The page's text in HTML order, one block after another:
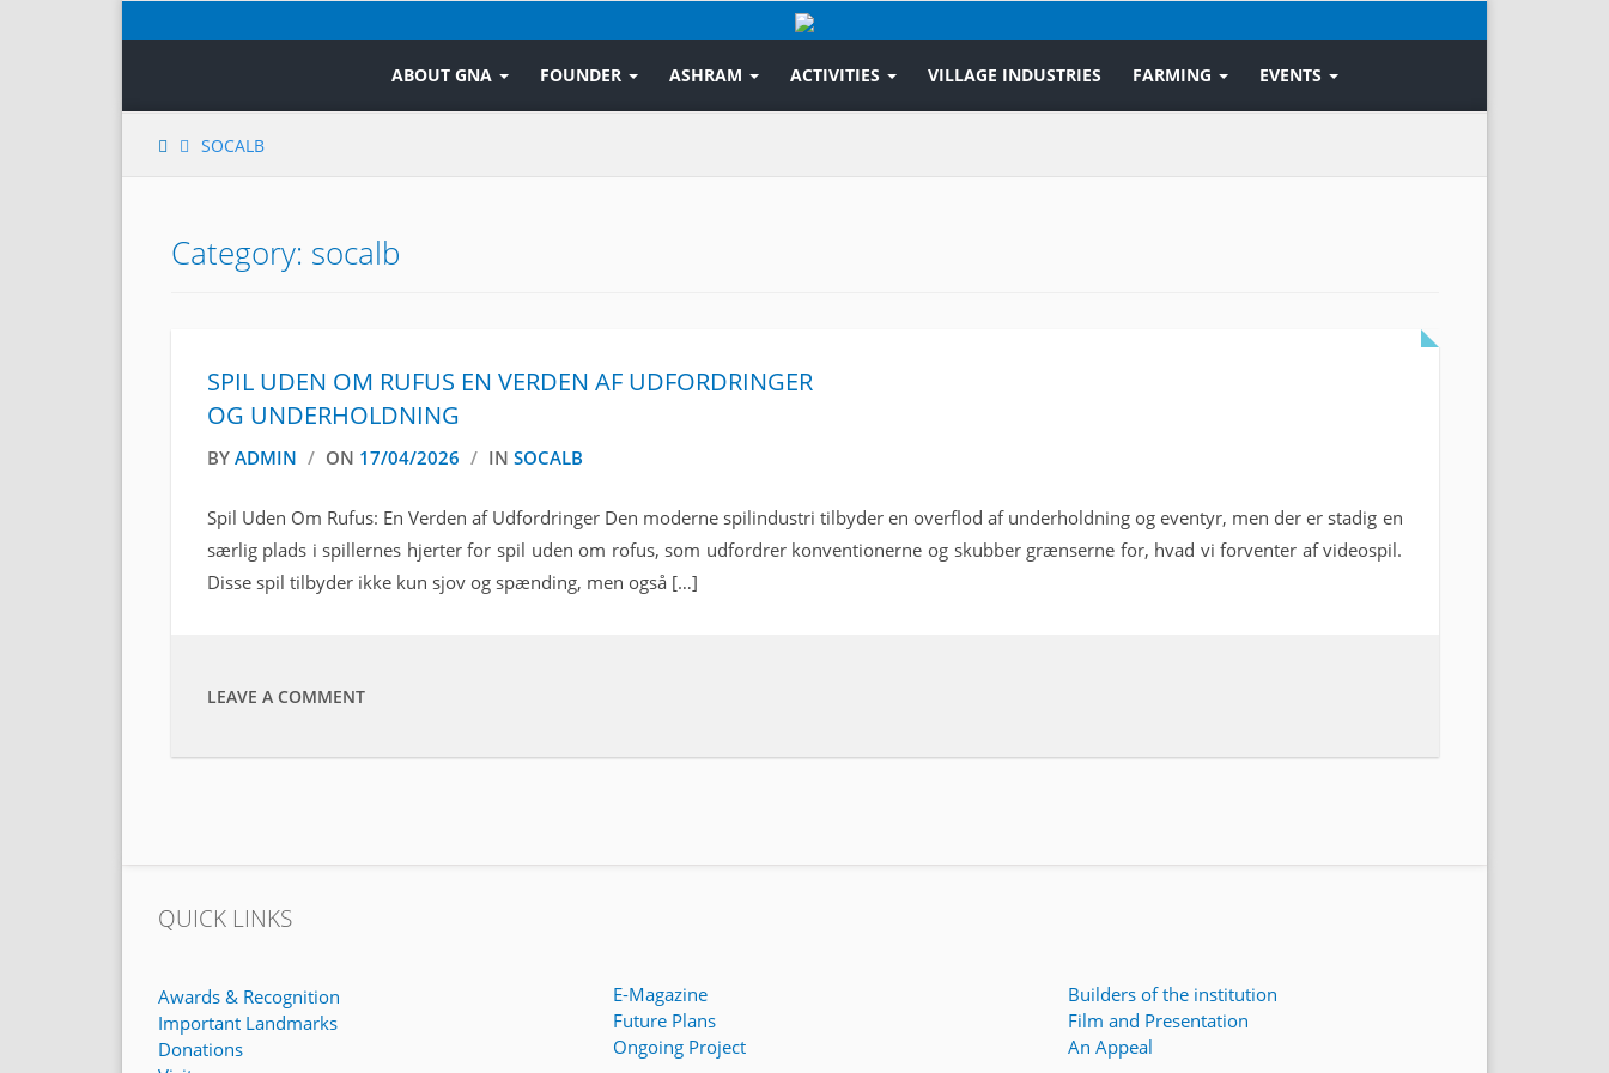
to
ABOUT GNA FOUNDER ASHRAM ACTIVITIES VILLAGE INDUSTRIES FARMING EVENTS
SOCALB
Category: socalb
SPIL UDEN OM RUFUS EN VERDEN AF UDFORDRINGER
OG UNDERHOLDNING
BY ADMIN / ON 17/04/2026 / IN SOCALB
Spil Uden Om Rufus: En Verden af Udfordringer Den moderne spilindustri tilbyder en overflod af underholdning og eventyr, men der er stadig en
særlig plads i spillernes hjerter for spil uden om rofus, som udfordrer konventionerne og skubber grænserne for, hvad vi forventer af videospil.
Disse spil tilbyder ikke kun sjov og spænding, men også […]
LEAVE A COMMENT
QUICK LINKS
Awards & Recognition
Important Landmarks
Donations
E-Magazine
Future Plans
Ongoing Project
Builders of the institution
Film and Presentation
An Appeal